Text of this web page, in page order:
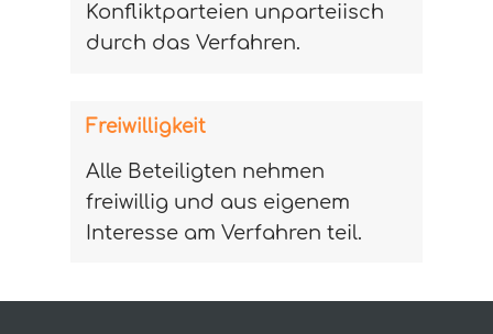
Konfliktparteien unparteiisch
durch das Verfahren.
Freiwilligkeit
Alle Beteiligten nehmen
freiwillig und aus eigenem
Interesse am Verfahren teil.